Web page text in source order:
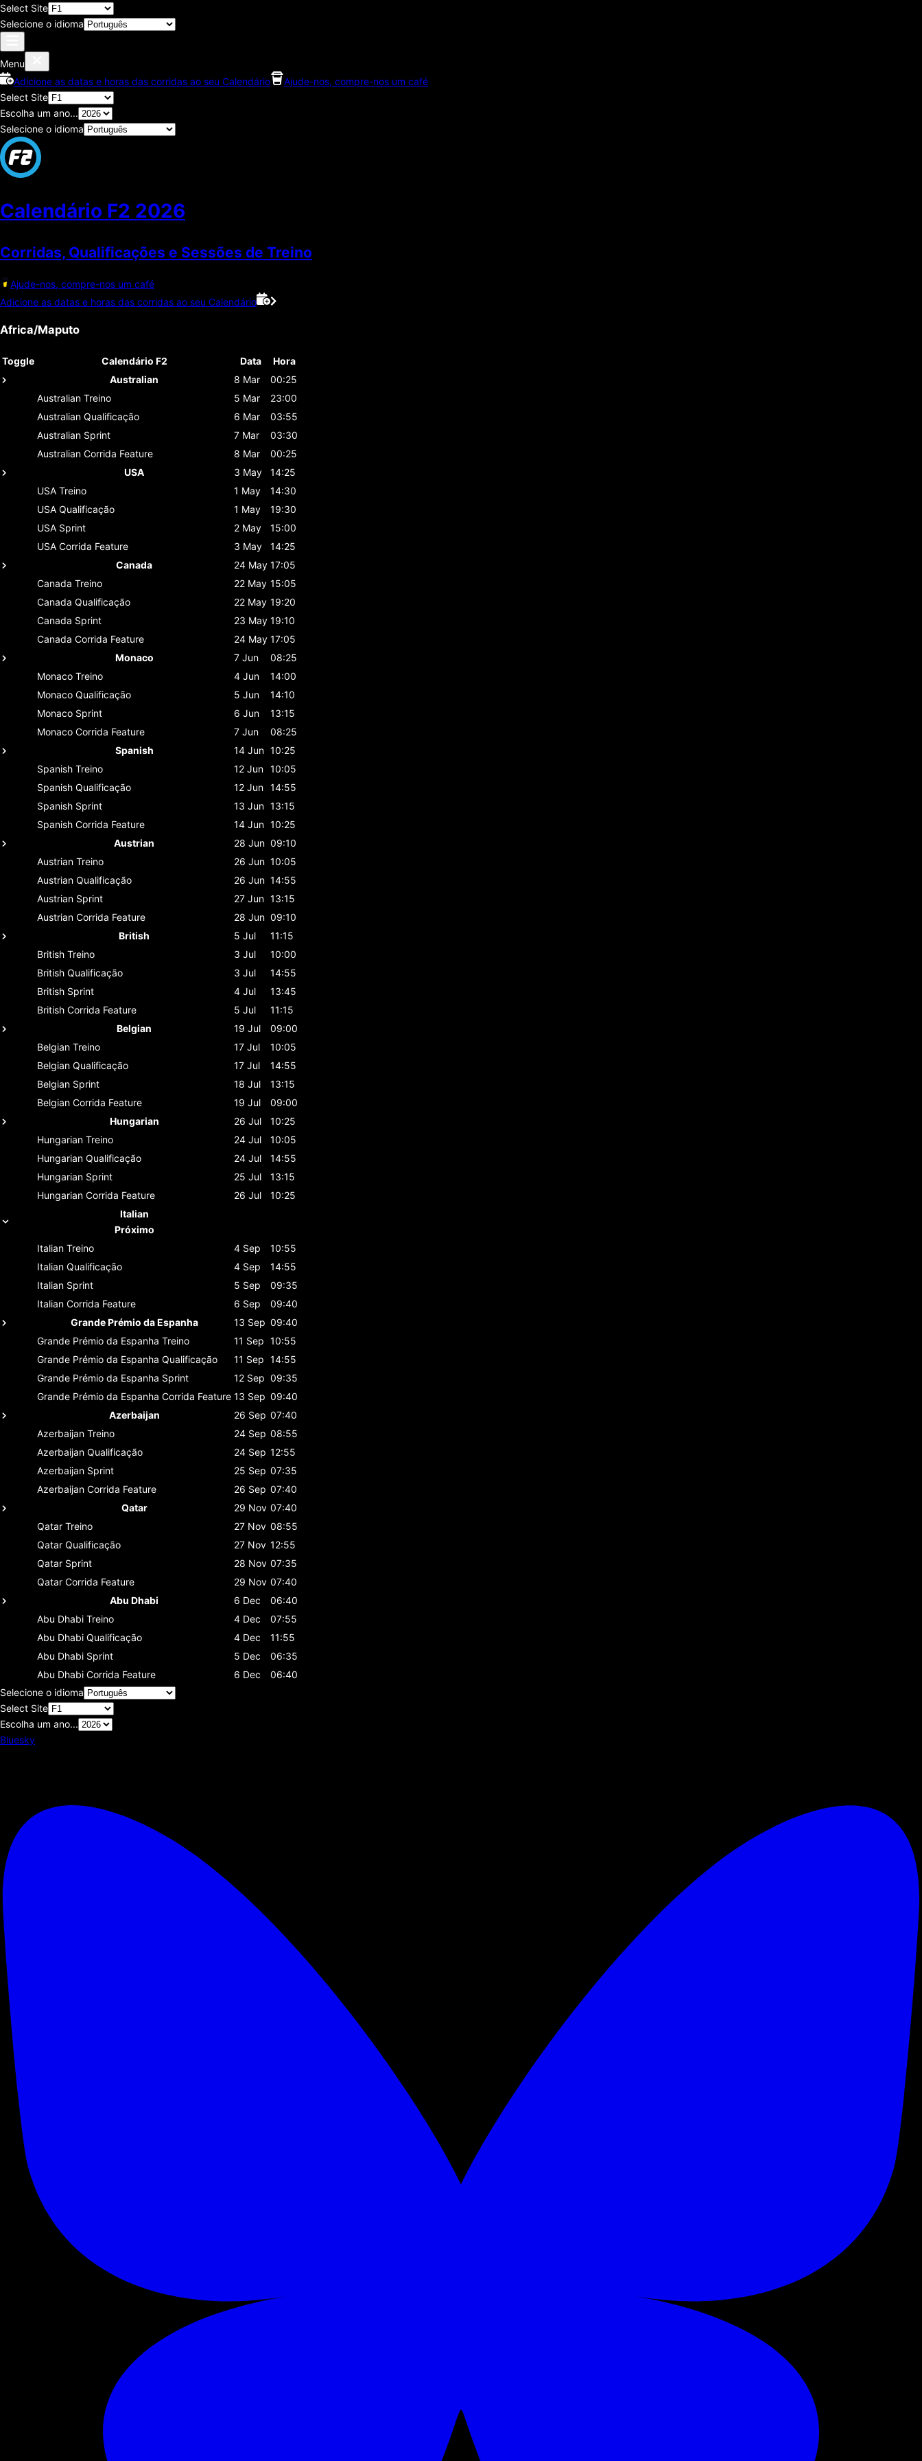
Select Site
Selecione o idioma
Menu
Adicione as datas e horas das corridas ao seu Calendário
Ajude-nos, compre-nos um café
Select Site
Escolha um ano...
Selecione o idioma
Calendário F2 2026
Corridas, Qualificações e Sessões de Treino
Ajude-nos, compre-nos um café
Adicione as datas e horas das corridas ao seu Calendário
Africa/Maputo
Toggle Calendário F2 Data
Hora
Australian
8 Mar
00:25
Australian Treino 5 Mar
23:00
Australian Qualificação 6 Mar
03:55
Australian Sprint 7 Mar
03:30
Australian Corrida Feature 8 Mar
00:25
USA
3 May
14:25
USA Treino 1 May
14:30
USA Qualificação 1 May
19:30
USA Sprint 2 May
15:00
USA Corrida Feature 3 May
14:25
Canada
24 May 17:05
Canada Treino 22 May 15:05
Canada Qualificação 22 May 19:20
Canada Sprint 23 May 19:10
Canada Corrida Feature 24 May 17:05
Monaco
7 Jun
08:25
Monaco Treino 4 Jun
14:00
Monaco Qualificação 5 Jun
14:10
Monaco Sprint 6 Jun
13:15
Monaco Corrida Feature 7 Jun
08:25
Spanish
14 Jun 10:25
Spanish Treino 12 Jun 10:05
Spanish Qualificação 12 Jun 14:55
Spanish Sprint 13 Jun 13:15
Spanish Corrida Feature 14 Jun 10:25
Austrian
28 Jun 09:10
Austrian Treino 26 Jun 10:05
Austrian Qualificação 26 Jun 14:55
Austrian Sprint 27 Jun 13:15
Austrian Corrida Feature 28 Jun 09:10
British
5 Jul
11:15
British Treino 3 Jul
10:00
British Qualificação 3 Jul
14:55
British Sprint 4 Jul
13:45
British Corrida Feature 5 Jul
11:15
Belgian
19 Jul
09:00
Belgian Treino 17 Jul
10:05
Belgian Qualificação 17 Jul
14:55
Belgian Sprint 18 Jul
13:15
Belgian Corrida Feature 19 Jul
09:00
Hungarian
26 Jul
10:25
Hungarian Treino 24 Jul
10:05
Hungarian Qualificação 24 Jul
14:55
Hungarian Sprint 25 Jul
13:15
Hungarian Corrida Feature 26 Jul
10:25
Italian
Próximo
Italian Treino 4 Sep
10:55
Italian Qualificação 4 Sep
14:55
Italian Sprint 5 Sep
09:35
Italian Corrida Feature 6 Sep
09:40
Grande Prémio da Espanha
13 Sep 09:40
Grande Prémio da Espanha Treino 11 Sep 10:55
Grande Prémio da Espanha Qualificação 11 Sep 14:55
Grande Prémio da Espanha Sprint 12 Sep 09:35
Grande Prémio da Espanha Corrida Feature 13 Sep 09:40
Azerbaijan
26 Sep 07:40
Azerbaijan Treino 24 Sep 08:55
Azerbaijan Qualificação 24 Sep 12:55
Azerbaijan Sprint 25 Sep 07:35
Azerbaijan Corrida Feature 26 Sep 07:40
Qatar
29 Nov 07:40
Qatar Treino 27 Nov 08:55
Qatar Qualificação 27 Nov 12:55
Qatar Sprint 28 Nov 07:35
Qatar Corrida Feature 29 Nov 07:40
Abu Dhabi
6 Dec
06:40
Abu Dhabi Treino 4 Dec
07:55
Abu Dhabi Qualificação 4 Dec
11:55
Abu Dhabi Sprint 5 Dec
06:35
Abu Dhabi Corrida Feature 6 Dec
06:40
Selecione o idioma
Select Site
Escolha um ano...
Bluesky